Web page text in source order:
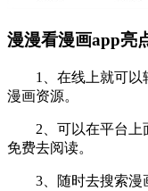
漫漫看漫画app亮
1、在线上就可以
漫画资源。
2、可以在平台上
免费去阅读。
3、随时去搜索漫